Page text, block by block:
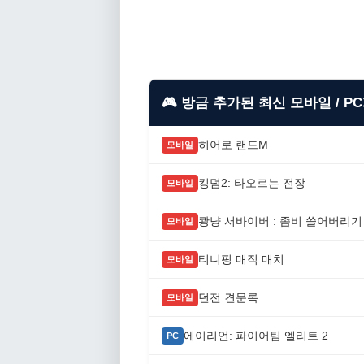
🎮 방금 추가된 최신 모바일 /
모바일 히어로 랜드M
모바일 킹덤2: 타오르는 전장
모바일 쾅냥 서바이버 : 좀비 쓸어버리기
모바일 티니핑 매직 매치
모바일 던전 견문록
PC 에이리언: 파이어팀 엘리트 2